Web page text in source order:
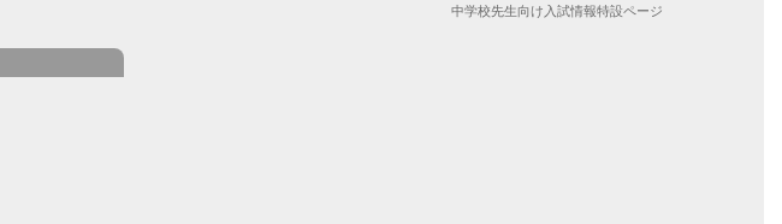
中学校先生向け入試情報特設ページ